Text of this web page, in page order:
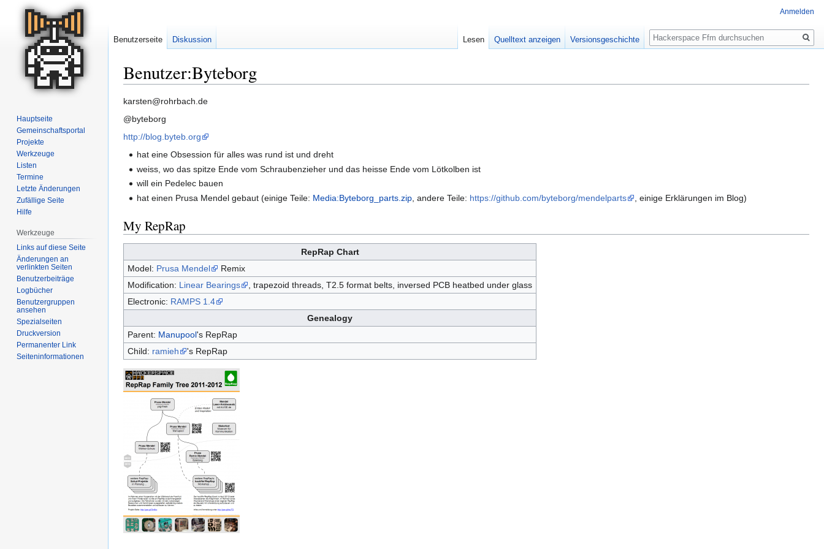
Benutzer:Byteborg
Zur
Navigation
Zur
Suche
karsten@rohrbach.de
@byteborg
http://blog.byteb.org
hat eine Obsession für alles was rund ist und dreht
weiss, wo das spitze Ende vom Schraubenzieher und das heisse Ende vom Lötkolben ist
will ein Pedelec bauen
hat einen Prusa Mendel gebaut (einige Teile: Media:Byteborg_parts.zip‎ , andere Teile: https://github.com/byteborg/mendelparts , einige Erklärungen im Blog)
My RepRap
RepRap Chart
Model: Prusa Mendel
Remix
Modification: Linear Bearings
, trapezoid threads, T2.5 format belts, inversed PCB heatbed under glass
Electronic: RAMPS 1.4
Genealogy
Parent: Manupool's RepRap
Child: ramieh 's RepRap
Anmelden
Benutzerseite Diskussion Lesen Quelltext anzeigen Versionsgeschichte
Suche
Hauptseite
Gemeinschafts­portal
Projekte
Werkzeuge
Listen
Termine
Letzte Änderungen
Zufällige Seite
Hilfe
Werkzeuge
Links auf diese Seite
Änderungen an
verlinkten Seiten
Benutzerbeiträge
Logbücher
Benutzergruppen
ansehen
Spezialseiten
Druckversion
Permanenter Link
Seiten­informationen